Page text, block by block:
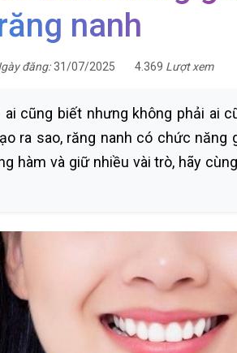
nanh
đăng: 31/07/2025 4.369 Lượt xem
cũng biết nhưng không phải ai
ra sao, răng nanh có chức năng
hàm và giữ nhiều vài trò, hãy